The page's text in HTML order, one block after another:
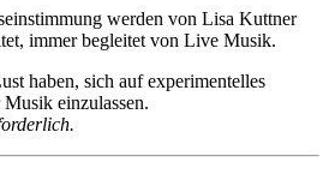
werden von Lisa Kuttner
immer begleitet von Live Musik.
haben, sich auf experimentelles
einzulassen.